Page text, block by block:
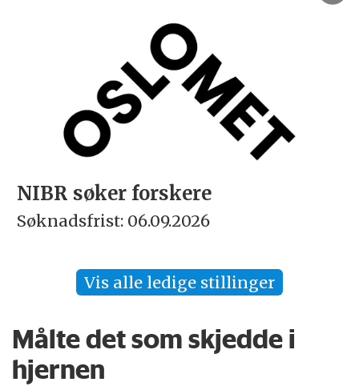
NIBR søker forskere
Søknadsfrist: 06.09.2026
Vis alle ledige stillinger
Målte det som skjedde i
hjernen